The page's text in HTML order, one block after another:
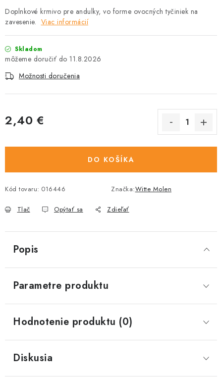
VONKAJŠIE VTÁCTVO
CHOVATEĽSKÉ POTREBY
Doplnkové krmivo pre andulky, vo forme ovocných tyčiniek na
zavesenie. Viac informácií
Skladom
11.8.2026
Možnosti doručenia
2,40 €
DO KOŠÍKA
Kód tovaru: 016446 Značka:Witte Molen
Tlač Opýtať sa Zdieľať
Popis
Parametre produktu
Hodnotenie produktu (0)
Diskusia